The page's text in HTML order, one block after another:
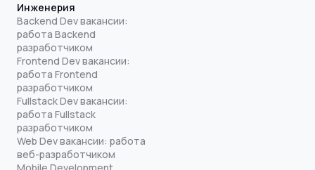
Инженерия
Backend Dev вакансии:
работа Backend
разработчиком
Frontend Dev вакансии:
работа Frontend
разработчиком
Fullstack Dev вакансии:
работа Fullstack
разработчиком
Web Dev вакансии: работа
веб-разработчиком